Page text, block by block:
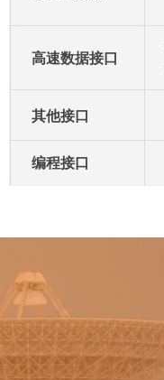
高速数据接口
其他接口
编程接口